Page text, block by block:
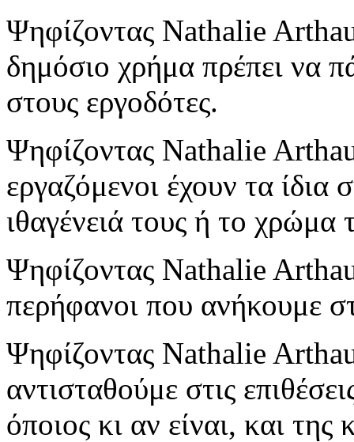
Ψηφίζοντας Nathalie
δημόσιο χρήμα πρέπει να
στους εργοδότες.
Ψηφίζοντας Nathalie
εργαζόμενοι έχουν τα
ιθαγένειά τους ή το χρώμα
Ψηφίζοντας Nathalie
περήφανοι που ανήκουμε
Ψηφίζοντας Nathalie
αντισταθούμε στις
όποιος κι αν είναι, και